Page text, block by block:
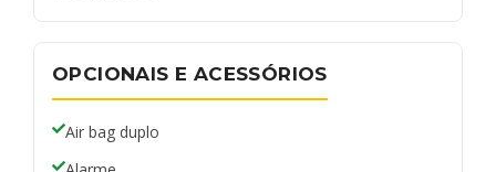
OPCIONAIS E ACESSÓRIOS
Air bag duplo